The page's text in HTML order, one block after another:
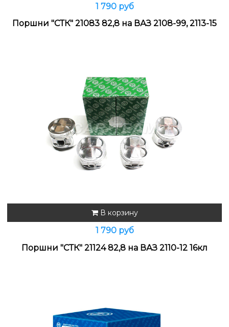
1 790 руб
Поршни "СТК" 21083 82,8 на ВАЗ 2108-99, 2113-15
В корзину
1 790 руб
Поршни "СТК" 21124 82,8 на ВАЗ 2110-12 16кл